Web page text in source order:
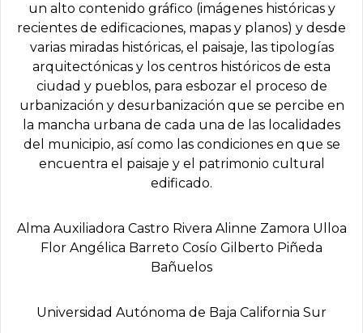
un alto contenido gráfico (imágenes históricas y
recientes de edificaciones, mapas y planos) y desde
varias miradas históricas, el paisaje, las tipologías
arquitectónicas y los centros históricos de esta
ciudad y pueblos, para esbozar el proceso de
urbanización y desurbanización que se percibe en
la mancha urbana de cada una de las localidades
del municipio, así como las condiciones en que se
encuentra el paisaje y el patrimonio cultural
edificado.
Alma Auxiliadora Castro Rivera Alinne Zamora Ulloa
Flor Angélica Barreto Cosío Gilberto Piñeda
Bañuelos
Universidad Autónoma de Baja California Sur